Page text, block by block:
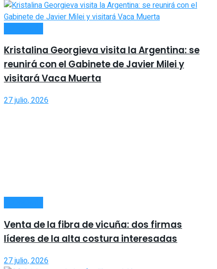
Kristalina Georgieva visita la Argentina: se
reunirá con el Gabinete de Javier Milei y
visitará Vaca Muerta
27 julio, 2026
Venta de la fibra de vicuña: dos firmas
líderes de la alta costura interesadas
27 julio, 2026